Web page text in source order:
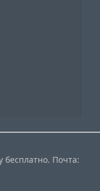
бесплатно. Почта: